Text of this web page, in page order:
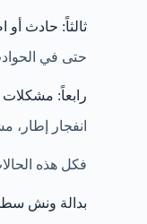
ثالثاً: حادث
حتى في
رابعاً:
انفجار إطار،
فكل هذه
بدالة ونش